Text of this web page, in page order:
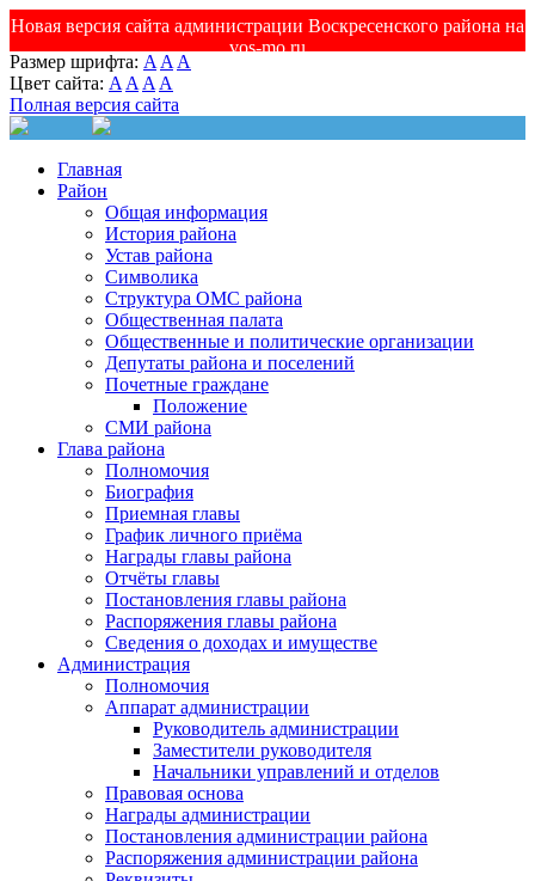
Новая версия сайта администрации Воскресенского района на
vos-mo.ru
Размер шрифта: A A A
Цвет сайта: A A A A
Полная версия сайта
Главная
Район
Общая информация
История района
Устав района
Символика
Структура ОМС района
Общественная палата
Общественные и политические организации
Депутаты района и поселений
Почетные граждане
Положение
СМИ района
Глава района
Полномочия
Биография
Приемная главы
График личного приёма
Награды главы района
Отчёты главы
Постановления главы района
Распоряжения главы района
Сведения о доходах и имуществе
Администрация
Полномочия
Аппарат администрации
Руководитель администрации
Заместители руководителя
Начальники управлений и отделов
Правовая основа
Награды администрации
Постановления администрации района
Распоряжения администрации района